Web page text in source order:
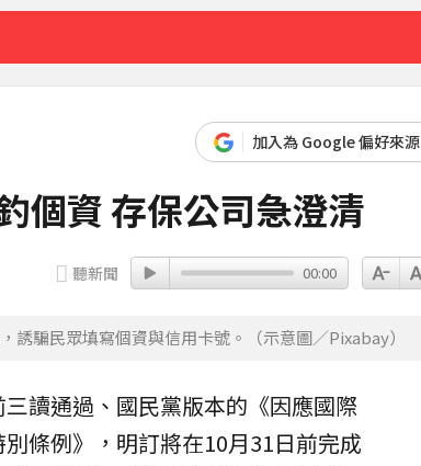
加入為 Google 偏好來源
個資 存保公司急澄清
聽新聞 00:00
騙民眾填寫個資與信用卡號。（示意圖／Pixabay）
讀通過、國民黨版本的《因應國際
條例》，明訂將在10月31日前完成